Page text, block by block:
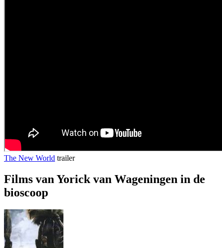
The New World trailer
Films van Yorick van Wageningen in de
bioscoop